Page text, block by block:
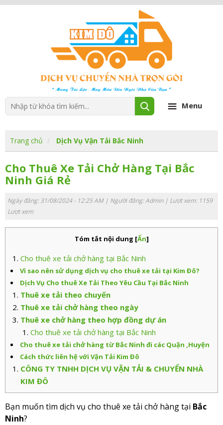
Menu
Trang chủ Dịch Vụ Vận Tải Bắc Ninh
Cho Thuê Xe Tải Chở Hàng Tại Bắc
Ninh Giá Rẻ
Ngày đăng: 31/08/2024 - 12:25 AM | Người đăng:Admin| Lượt xem: 1159
Lượt xem
Tóm tắt nội dung [Ẩn]
Cho thuê xe tải chở hàng tại Bắc Ninh
Vì sao nên sử dụng dịch vụ cho thuê xe tải tại Kim Đô?
Dịch Vụ Cho thuê Xe Tải Theo Yêu Cầu Tại Bắc Ninh
Thuê xe tải theo chuyến
Thuê xe tải chở hàng theo ngày
Thuê xe chở hàng theo hợp đồng dự án
Cho thuê xe tải chở hàng tại Bắc Ninh
Cho thuê xe tải chở hàng từ Bắc Ninh đi các Quận ,Huyện
Cách thức liên hệ với Vận Tải Kim Đô
CÔNG TY TNHH DỊCH VỤ VẬN TẢI & CHUYỂN NHÀ
KIM ĐÔ
Bạn muốn tìm dịch vụ cho thuê xe tải chở hàng tại Bắc
Ninh?